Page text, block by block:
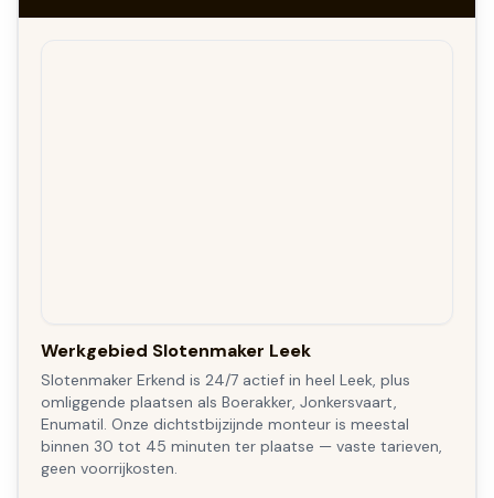
Werkgebied Slotenmaker Leek
Slotenmaker Erkend is 24/7 actief in heel Leek, plus
omliggende plaatsen als Boerakker, Jonkersvaart,
Enumatil. Onze dichtstbijzijnde monteur is meestal
binnen 30 tot 45 minuten ter plaatse — vaste tarieven,
geen voorrijkosten.